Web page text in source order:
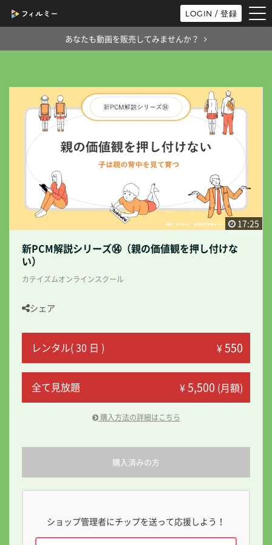
LOGIN / 登録
あなたも動画を販売してみませんか？
17:25
新PCM解説シリーズ⑭（親の価値観を押し付けな
い）
カテイズムオンラインスクール
シェア
レンタル( 30 日 ) ¥550
全て見放題 ¥5,500 (月額)
購入方法の詳細はこちら
購入済みの方
ショップ管理者にチップを送って応援しよう！